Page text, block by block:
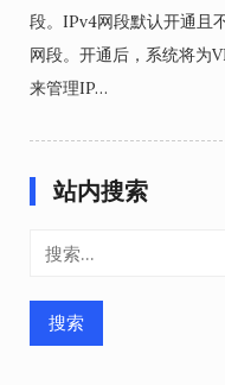
段。IPv4网段默认开通且
网段。开通后，系统将为
来管理IP…
站内搜索